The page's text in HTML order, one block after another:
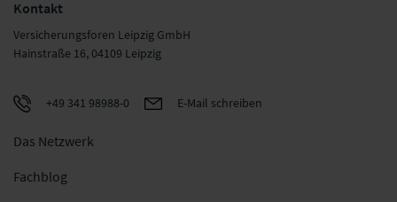
Kontakt
Versicherungsforen Leipzig GmbH
Hainstraße 16, 04109 Leipzig
+49 341 98988-0 E-Mail schreiben
Das Netzwerk
Fachblog